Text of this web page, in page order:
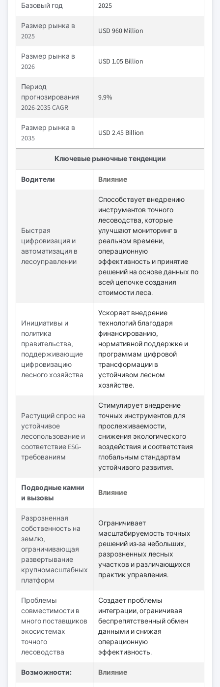
Базовый год 2025
Размер рынка в
2025
USD 960 Million
Размер рынка в
2026
USD 1.05 Billion
Период
прогнозирования
2026-2035 CAGR
9.9%
Размер рынка в
2035
USD 2.45 Billion
Ключевые рыночные тенденции
Водители Влияние
Быстрая
цифровизация и
автоматизация в
лесоуправлении
Способствует внедрению
инструментов точного
лесоводства, которые
улучшают мониторинг в
реальном времени,
операционную
эффективность и принятие
решений на основе данных по
всей цепочке создания
стоимости леса.
Инициативы и
политика
правительства,
поддерживающие
цифровизацию
лесного хозяйства
Ускоряет внедрение
технологий благодаря
финансированию,
нормативной поддержке и
программам цифровой
трансформации в
устойчивом лесном
хозяйстве.
Растущий спрос на
устойчивое
лесопользование и
соответствие ESG-
требованиям
Стимулирует внедрение
точных инструментов для
прослеживаемости,
снижения экологического
воздействия и соответствия
глобальным стандартам
устойчивого развития.
Подводные камни
и вызовы
Влияние
Разрозненная
собственность на
землю,
ограничивающая
развертывание
крупномасштабных
платформ
Ограничивает
масштабируемость точных
решений из-за небольших,
разрозненных лесных
участков и различающихся
практик управления.
Проблемы
совместимости в
много поставщиков
экосистемах
точного
лесоводства
Создает проблемы
интеграции, ограничивая
беспрепятственный обмен
данными и снижая
операционную
эффективность.
Возможности: Влияние